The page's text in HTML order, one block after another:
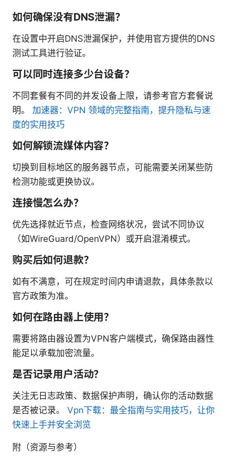
如何确保没有DNS泄漏？
在设置中开启DNS泄漏保护，并使用官方提供的DNS
测试工具进行验证。
可以同时连接多少台设备？
不同套餐有不同的并发设备上限，请参考官方套餐说
明。 加速器：VPN 领域的完整指南，提升隐私与速
度的实用技巧
如何解锁流媒体内容？
切换到目标地区的服务器节点，可能需要关闭某些防
检测功能或更换协议。
连接慢怎么办？
优先选择就近节点，检查网络状况，尝试不同协议
（如WireGuard/OpenVPN）或开启混淆模式。
购买后如何退款？
如有不满意，可在规定时间内申请退款，具体条款以
官方政策为准。
如何在路由器上使用？
需要将路由器设置为VPN客户端模式，确保路由器性
能足以承载加密流量。
是否记录用户活动？
关注无日志政策、数据保护声明，确认你的活动数据
是否被记录。 Vpn下载：最全指南与实用技巧，让你
快速上手并安全浏览
附（资源与参考）